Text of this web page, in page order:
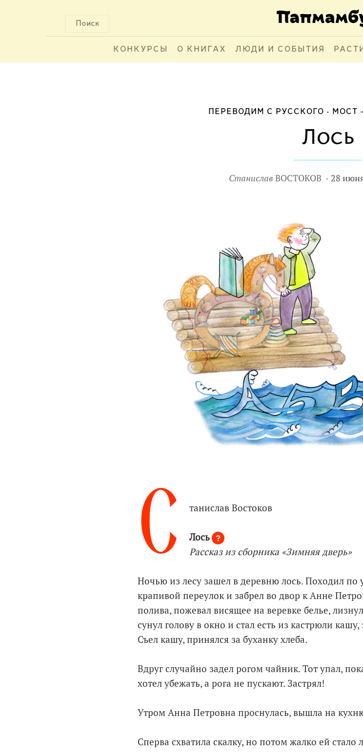
Поиск
КОНКУРСЫ О КНИГАХ ЛЮДИ И СОБЫТИЯ
ПЕРЕВОДИМ С РУССКОГО МОСТ
Лось
Станислав ВОСТОКОВ 28
С танислав Востоков
Лось
Рассказ из сборника «Зимняя дверь»
Ночью из лесу зашел в деревню лось. Походил по
крапивой переулок и забрел во двор к Анне
полива, пожевал висящее на веревке белье,
сунул голову в окно и стал есть из кастрюли
Съел кашу, принялся за буханку хлеба.
Вдруг случайно задел рогом чайник. Тот упал,
хотел убежать, а рога не пускают. Застрял!
Утром Анна Петровна проснулась, вышла на
Сперва схватила скалку, но потом жалко ей